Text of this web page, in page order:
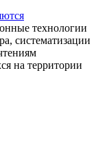
технологии
систематизации
на территории